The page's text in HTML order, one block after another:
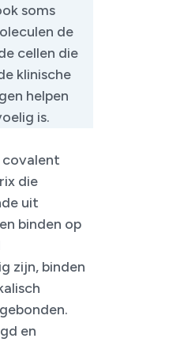
soms
de
cellen die
klinische
helpen
is.
covalent
die
uit
binden op
zijn, binden
en